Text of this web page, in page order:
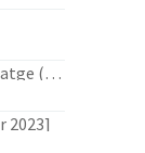
Frieren: Més enllà de la fi del viatge (anime)
2023]